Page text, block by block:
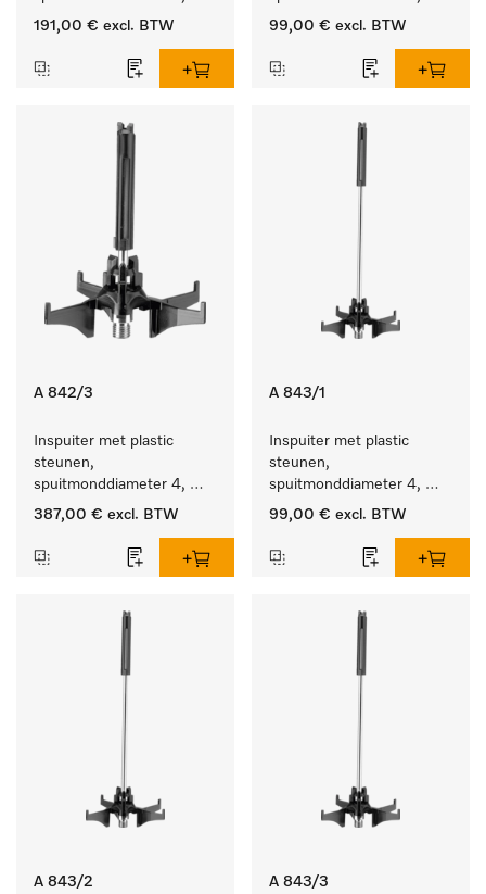
lengte 90 mm, 10 stuks
191,00 € excl. BTW
lengte 90 mm, 5 stuks
99,00 € excl. BTW
A 842/3
Inspuiter met plastic
steunen,
spuitmonddiameter 4,
lengte 90 mm, 20 stuks
387,00 € excl. BTW
A 843/1
Inspuiter met plastic
steunen,
spuitmonddiameter 4,
lengte 185 mm, 5 stuks
99,00 € excl. BTW
A 843/2 A 843/3